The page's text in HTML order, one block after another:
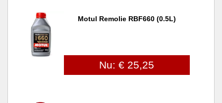
Motul Remolie RBF660 (0.5L)
Nu: € 25,25